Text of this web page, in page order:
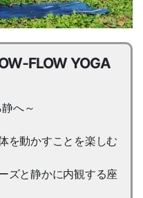
YOGA
へ～
を動かすことを楽しむ
ズと静かに内観する座